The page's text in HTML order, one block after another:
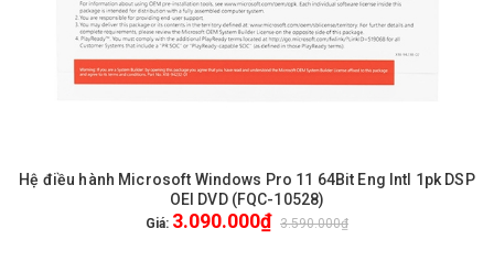
Hệ điều hành Microsoft Windows Pro 11 64Bit Eng Intl 1pk DSP
OEI DVD (FQC-10528)
Giá: 3.090.000₫ 3.590.000₫